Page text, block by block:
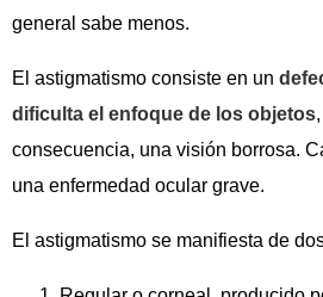
general sabe menos.
El astigmatismo consiste en un
dificulta el enfoque de los objetos
consecuencia, una visión borrosa.
una enfermedad ocular grave.
El astigmatismo se manifiesta de